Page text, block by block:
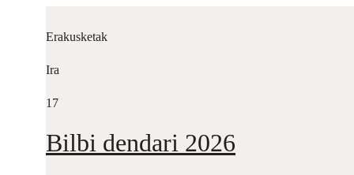
Erakusketak
Ira
17
Bilbi dendari 2026